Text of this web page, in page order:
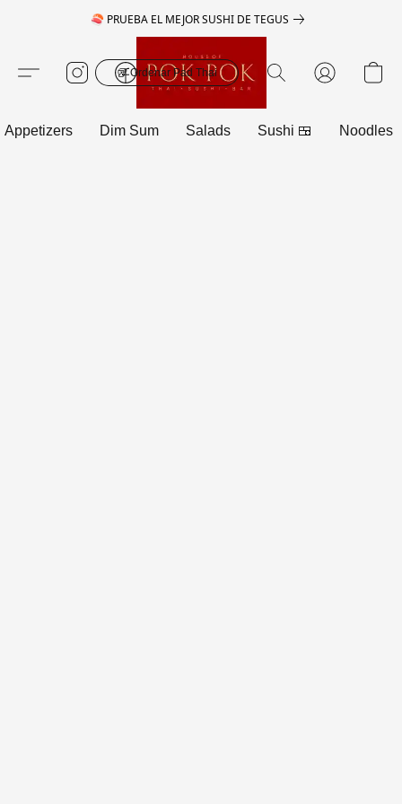
🍣 PRUEBA EL MEJOR SUSHI DE TEGUS
🥡 Ordenar Pad Thai
Appetizers Dim Sum Salads Sushi 🍱 Noodles